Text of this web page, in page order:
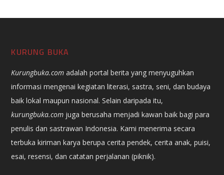
KURUNG BUKA
Kurungbuka.com adalah portal berita yang menyuguhkan
informasi mengenai kegiatan literasi, sastra, seni, dan budaya
baik lokal maupun nasional. Selain daripada itu,
kurungbuka.com juga berusaha menjadi kawan baik bagi para
penulis dan sastrawan Indonesia. Kami menerima secara
terbuka kiriman karya berupa cerita pendek, cerita anak, puisi,
esai, resensi, dan catatan perjalanan (piknik).